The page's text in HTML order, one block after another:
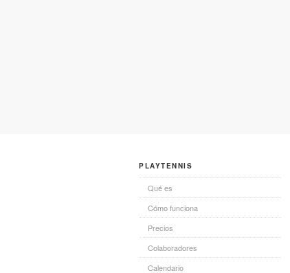
PLAYTENNIS
Qué es
Cómo funciona
Precios
Colaboradores
Calendario